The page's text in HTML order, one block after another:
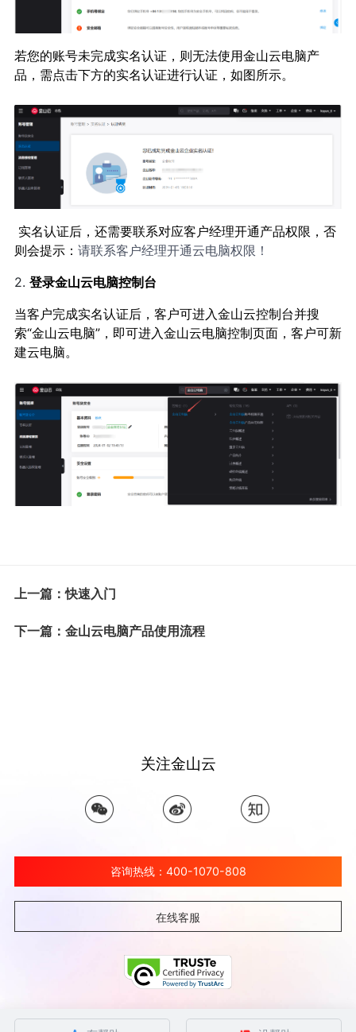
若您的账号未完成实名认证，则无法使用金山云电脑产
品，需点击下方的实名认证进行认证，如图所示。
实名认证后，还需要联系对应客户经理开通产品权限，否
则会提示： 请联系客户经理开通云电脑权限！
2. 登录金山云电脑控制台
当客户完成实名认证后，客户可进入金山云控制台并搜
索“金山云电脑”，即可进入金山云电脑控制页面，客户可新
建云电脑。
上一篇：快速入门
下一篇：金山云电脑产品使用流程
关注金山云
咨询热线：400-1070-808
在线客服
©北京金山云网络技术有限公司 2026 Ksyun All Rights Reserved Kingsoft Corp.